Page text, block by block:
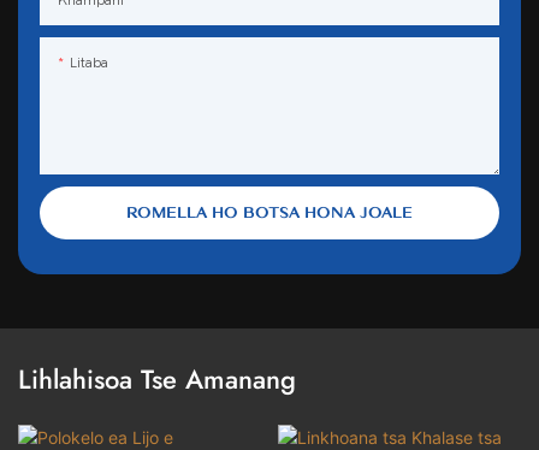
Litaba
ROMELLA HO BOTSA HONA JOALE
Lihlahisoa Tse Amanang